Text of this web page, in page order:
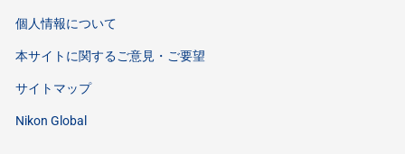
個人情報について
本サイトに関するご意見・ご要望
サイトマップ
Nikon Global